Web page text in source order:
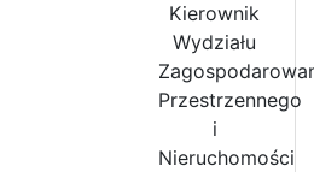
Kierownik
Wydziału
Przestrzennego
i
Nieruchomości